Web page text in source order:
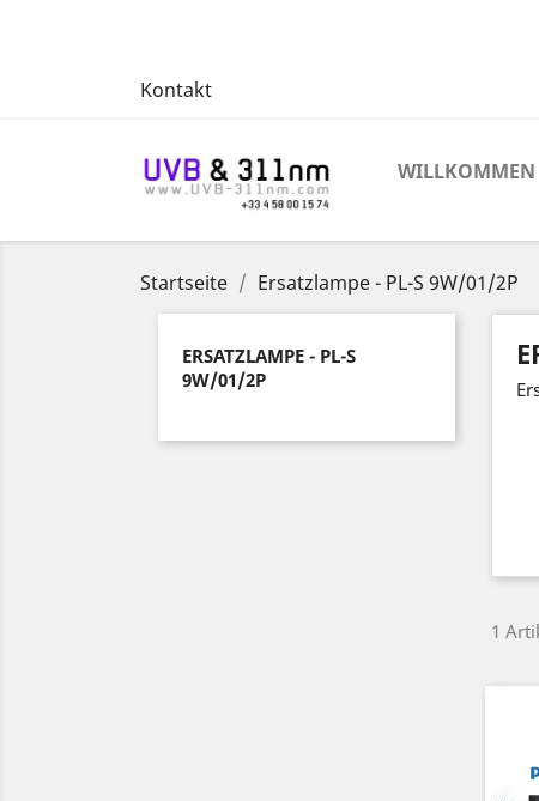
Kontakt
WILLKOMMEN
Startseite Ersatzlampe - PL-S 9W/01/2P
ERSATZLAMPE - PL-S
9W/01/2P
1